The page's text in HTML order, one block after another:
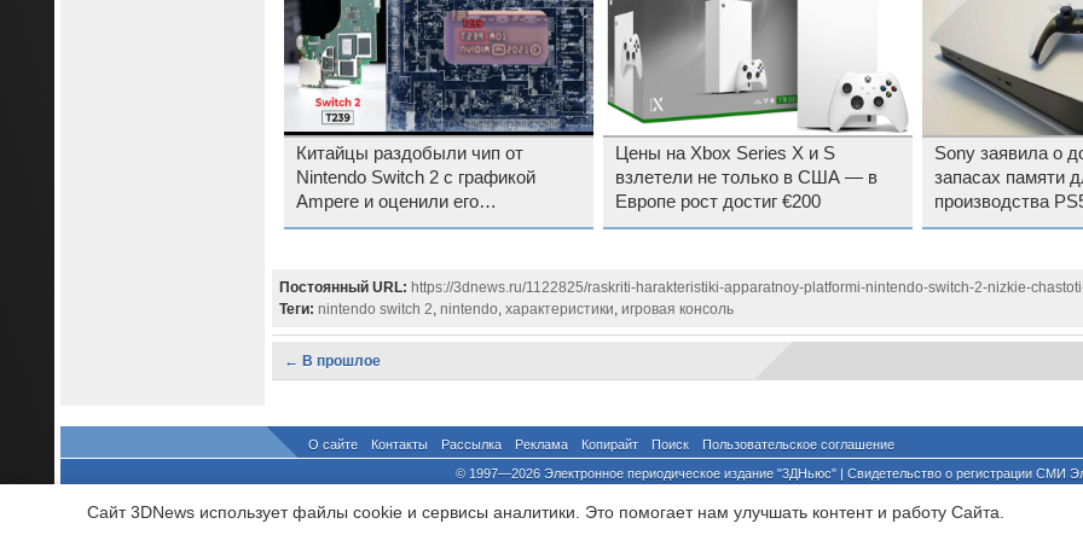
Китайцы раздобыли чип от
Nintendo Switch 2 с графикой
Ampere и оценили его
производительность
Цены на Xbox Series X и S
взлетели не только в США — в
Европе рост достиг €200
Sony заявила о
запасах памяти
производства
даже с учётом
Постоянный URL: https://3dnews.ru/1122825/raskriti-harakteristiki-apparatnoy-platformi-nintendo-switch-2-nizkie-
Теги: nintendo switch 2, nintendo, характеристики, игровая консоль
← В прошлое
О сайте Контакты Рассылка Реклама Копирайт Поиск Пользовательское соглашение
© 1997—2026 Электронное периодическое издание "3ДНьюс" | Свидетельство о регистрации СМИ
При цитировании документа ссылка на сайт с указанием автора обязательна. Полное заимствование
Сайт 3DNews использует файлы cookie и сервисы аналитики. Это помогает нам улучшать контент и работу Cайта.